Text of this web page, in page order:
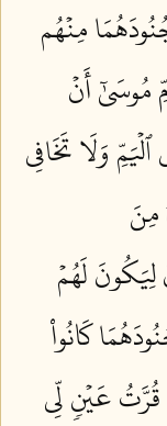
مِنۡهُم
مُوسَىٰٓ أَنۡ
وَلَا تَخَافِي
مِنَ
لِيَكُونَ لَهُمۡ
كَانُواْ
عَيۡنٖ لِّي